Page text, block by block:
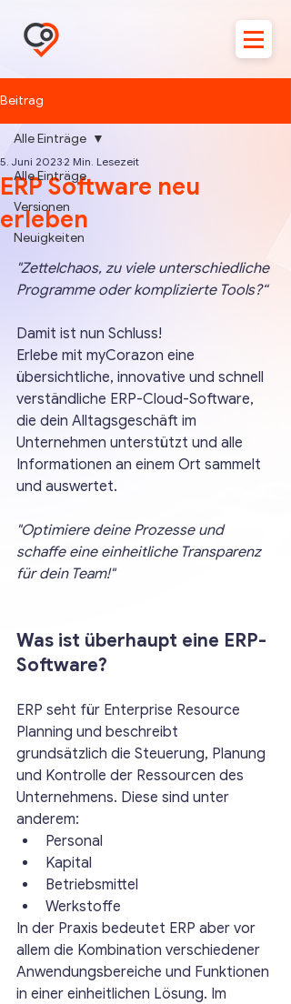
Beitrag
Alle Einträge
Versionen
Neuigkeiten
Alle Einträge
ERP Software neu
erleben
5. Juni 2023 2 Min. Lesezeit
"Zettelchaos, zu viele unterschiedliche
Programme oder komplizierte Tools?“
Damit ist nun Schluss!
Erlebe mit myCorazon eine
übersichtliche, innovative und schnell
verständliche ERP-Cloud-Software,
die dein Alltagsgeschäft im
Unternehmen unterstützt und alle
Informationen an einem Ort sammelt
und auswertet.
"Optimiere deine Prozesse und
schaffe eine einheitliche Transparenz
für dein Team!"
Was ist überhaupt eine ERP-
Software?
ERP seht für Enterprise Resource
Planning und beschreibt
grundsätzlich die Steuerung, Planung
und Kontrolle der Ressourcen des
Unternehmens. Diese sind unter
anderem:
Personal
Kapital
Betriebsmittel
Werkstoffe
In der Praxis bedeutet ERP aber vor
allem die Kombination verschiedener
Anwendungsbereiche und Funktionen
in einer einheitlichen Lösung. Im